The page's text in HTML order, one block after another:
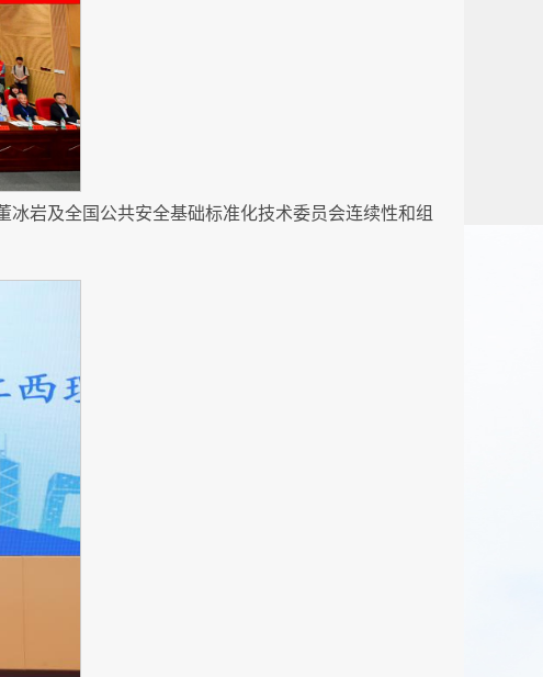
岩及全国公共安全基础标准化技术委员会连续性和组